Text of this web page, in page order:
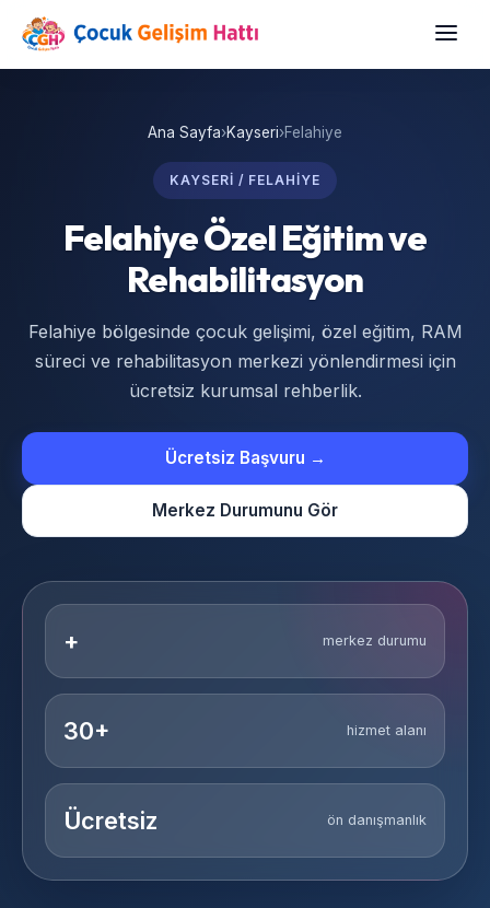
Ana Sayfa›Kayseri›Felahiye
KAYSERI / FELAHIYE
Felahiye Özel Eğitim ve
Rehabilitasyon
Felahiye bölgesinde çocuk gelişimi, özel eğitim, RAM
süreci ve rehabilitasyon merkezi yönlendirmesi için
ücretsiz kurumsal rehberlik.
Ücretsiz Başvuru →
Merkez Durumunu Gör
+ merkez durumu
30+ hizmet alanı
Ücretsiz ön danışmanlık